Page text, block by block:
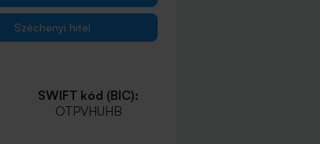
Széchenyi hitel
SWIFT kód (BIC):
OTPVHUHB